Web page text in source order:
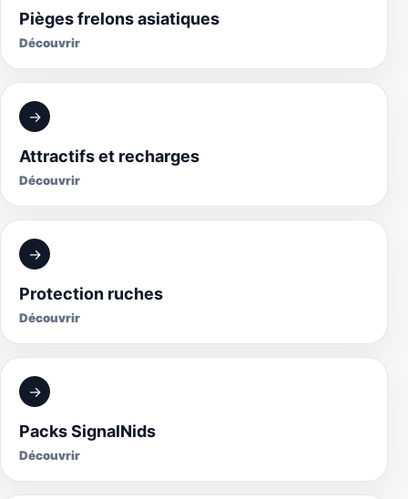
Pièges frelons asiatiques
Découvrir
→
Attractifs et recharges
Découvrir
→
Protection ruches
Découvrir
→
Packs SignalNids
Découvrir